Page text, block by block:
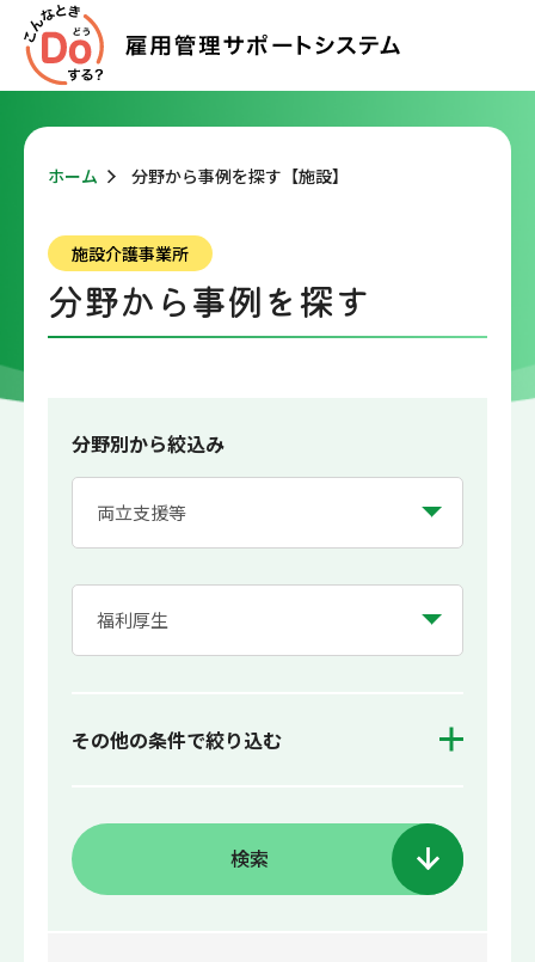
ホーム 分野から事例を探す【施設】
施設介護事業所
分野から事例を探す
分野別から絞込み
その他の条件で絞り込む
検索